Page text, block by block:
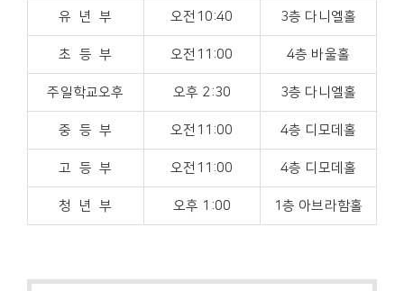
유 년 부 오전10:40 3층 다니엘홀
초 등 부 오전11:00 4층 바울홀
주일학교오후 오후 2:30 3층 다니엘홀
중 등 부 오전11:00 4층 디모데홀
고 등 부 오전11:00 4층 디모데홀
청 년 부 오후 1:00 1층 아브라함홀